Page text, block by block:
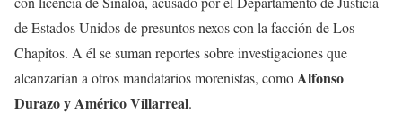
de Estados Unidos de presuntos nexos con la facción de Los
Chapitos. A él se suman reportes sobre investigaciones que
alcanzarían a otros mandatarios morenistas, comoAlfonso
Durazo y Américo Villarreal.